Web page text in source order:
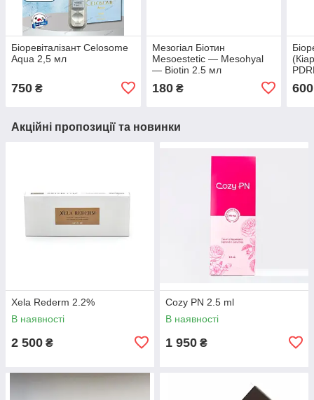
Біоревіталізант Celosome
Aqua 2,5 мл
750 ₴
Мезогіал Біотин
Mesoestetic — Mesohyal
— Biotin 2.5 мл
180₴ 600
Акційні пропозиції та новинки
Xela Rederm 2.2%
В наявності
2 500 ₴
Cozy PN 2.5 ml
В наявності
1 950 ₴